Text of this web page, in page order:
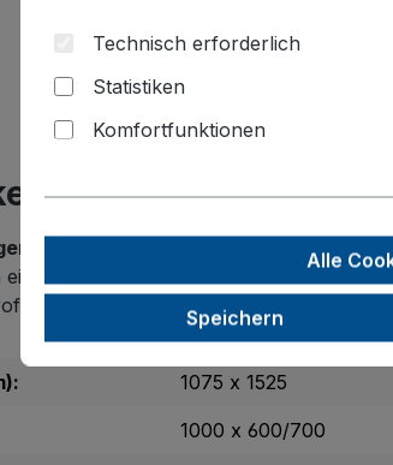
Etagenwagen,
hoch zuverlässige
einfach eingehängt und sitzen starr
Einsatz in Lager, Versand
1075 x 1525
1000 x 600/700
Technisch erforderlich
Statistiken
Komfortfunktionen
Alle
Speichern